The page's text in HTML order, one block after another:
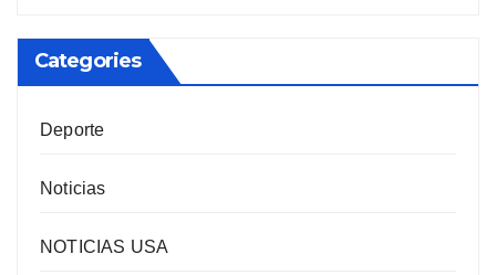
Categories
Deporte
Noticias
NOTICIAS USA